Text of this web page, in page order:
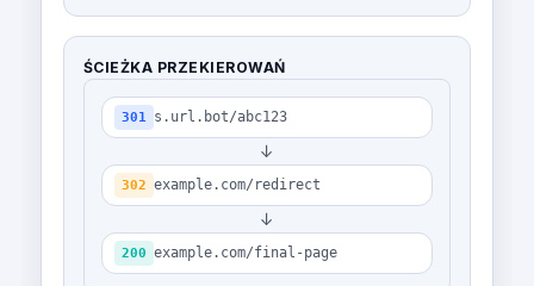
ŚCIEŻKA PRZEKIEROWAŃ
301 s.url.bot/abc123
↓
302 example.com/redirect
↓
200 example.com/final-page